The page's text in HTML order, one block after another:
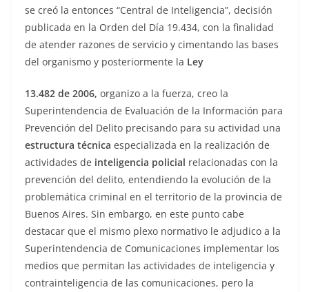
se creó la entonces “Central de Inteligencia”, decisión
publicada en la Orden del Día 19.434, con la finalidad
de atender razones de servicio y cimentando las bases
del organismo y posteriormente la Ley
13.482 de 2006, organizo a la fuerza, creo la
Superintendencia de Evaluación de la Información para
Prevención del Delito precisando para su actividad una
estructura técnica especializada en la realización de
actividades de inteligencia policial relacionadas con la
prevención del delito, entendiendo la evolución de la
problemática criminal en el territorio de la provincia de
Buenos Aires. Sin embargo, en este punto cabe
destacar que el mismo plexo normativo le adjudico a la
Superintendencia de Comunicaciones implementar los
medios que permitan las actividades de inteligencia y
contrainteligencia de las comunicaciones, pero la